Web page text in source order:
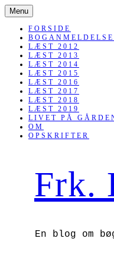
Menu SKIP
TO
CONTENT
FORSIDE
LÆST 2012
LÆST 2013
LÆST 2014
LÆST 2015
LÆST 2016
LÆST 2017
LÆST 2018
LÆST 2019
LIVET PÅ
OM
OPSKRIFTER
Frk.
En blog om